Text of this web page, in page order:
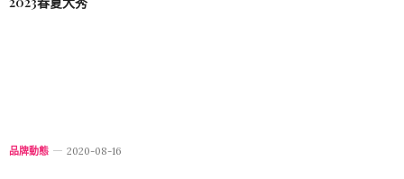
品牌動態 2020-08-16